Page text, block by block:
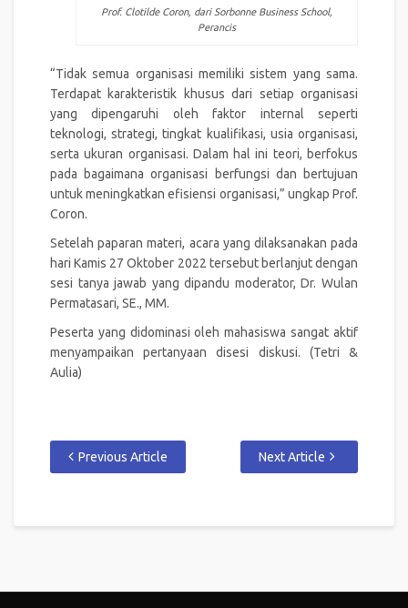
Prof. Clotilde Coron, dari Sorbonne Business School,
Perancis
“Tidak semua organisasi memiliki sistem yang sama.
Terdapat karakteristik khusus dari setiap organisasi
yang dipengaruhi oleh faktor internal seperti
teknologi, strategi, tingkat kualifikasi, usia organisasi,
serta ukuran organisasi. Dalam hal ini teori, berfokus
pada bagaimana organisasi berfungsi dan bertujuan
untuk meningkatkan efisiensi organisasi,” ungkap Prof.
Coron.
Setelah paparan materi, acara yang dilaksanakan pada
hari Kamis 27 Oktober 2022 tersebut berlanjut dengan
sesi tanya jawab yang dipandu moderator, Dr. Wulan
Permatasari, SE., MM.
Peserta yang didominasi oleh mahasiswa sangat aktif
menyampaikan pertanyaan disesi diskusi. (Tetri &
Aulia)
Previous Article Next Article